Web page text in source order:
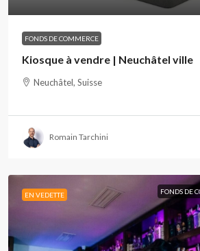
FONDS DE COMMERCE
Kiosque à vendre | Neuchâtel ville
Neuchâtel, Suisse
Romain Tarchini
EN VEDETTE FONDS DE